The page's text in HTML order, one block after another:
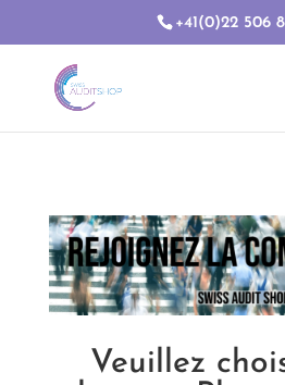
+41(0)22 506
Veuillez